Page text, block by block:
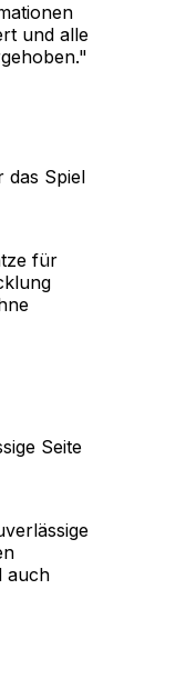
und alle
das Spiel
für
Seite
auch